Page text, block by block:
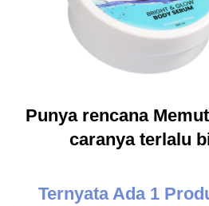
Punya rencana
caranya terlalu
Ternyata Ada 1